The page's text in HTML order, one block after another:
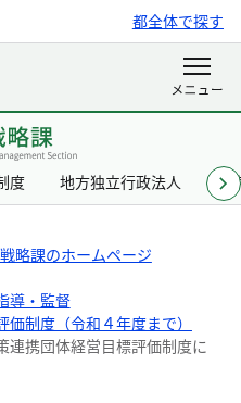
都全体で探す
度 地方独立行政法人 東
略課のホームページ
導・監督
制度（令和４年度まで）
携団体経営目標評価制度に